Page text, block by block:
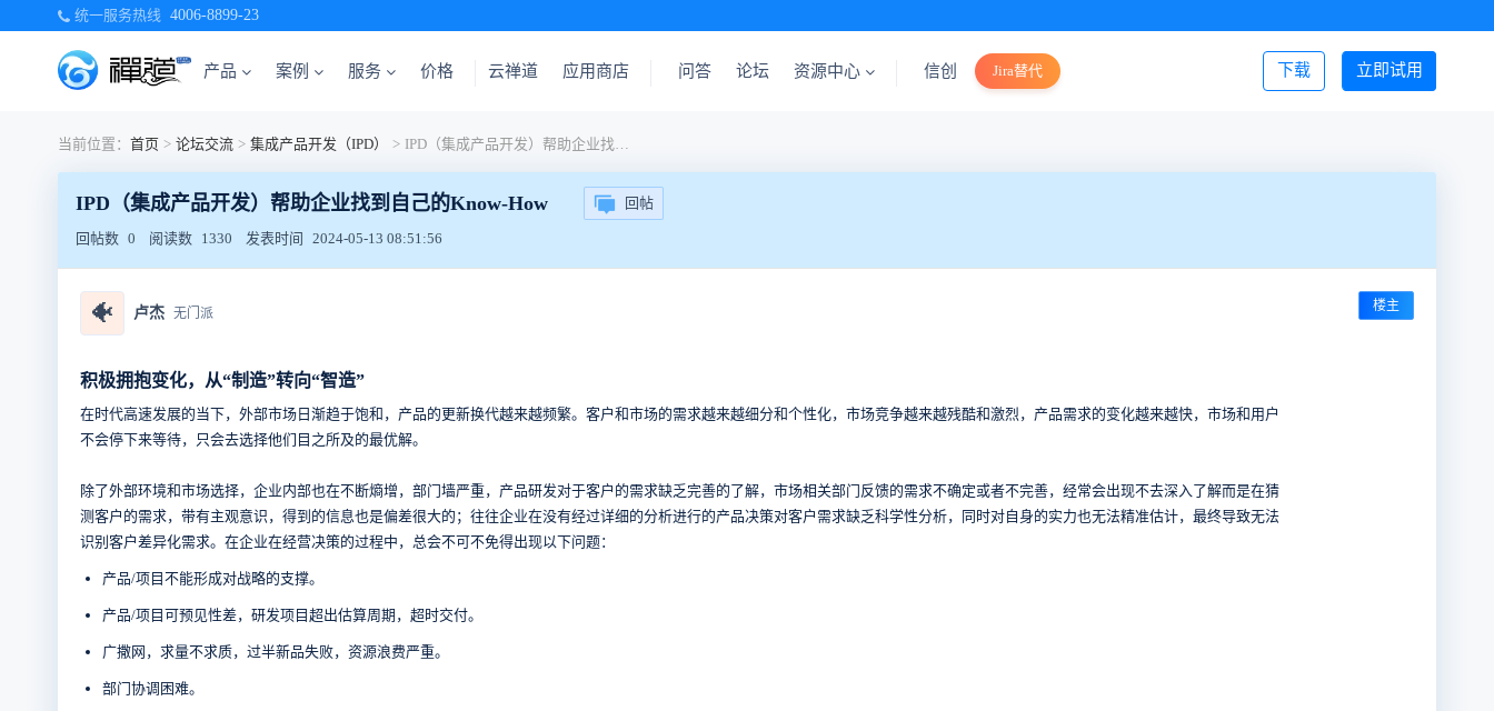
统一服务热线 4006-8899-23
产品 案例 服务 价格 立即试用
下载
云禅道 应用商店 问答 论坛 资源中心 信创 Jira替代 登录/注册
当前位置： 首页 > 论坛交流 > 集成产品开发（IPD） > IPD（集成产品开发）帮助企业找到自己的Know-How
IPD（集成产品开发）帮助企业找到自己的Know-How 回帖
回帖数 0 阅读数 1330 发表时间 2024-05-13 08:51:56
🐠 卢杰 无门派 楼主
积极拥抱变化，从“制造”转向“智造”
在时代高速发展的当下，外部市场日渐趋于饱和，产品的更新换代越来越频繁。客户和市场的需求越来越细分和个性化，市场竞争越来越残酷和激烈，产品需求的变化越来越快，市场和用户
不会停下来等待，只会去选择他们目之所及的最优解。
除了外部环境和市场选择，企业内部也在不断熵增，部门墙严重，产品研发对于客户的需求缺乏完善的了解，市场相关部门反馈的需求不确定或者不完善，经常会出现不去深入了解而是在猜
测客户的需求，带有主观意识，得到的信息也是偏差很大的；往往企业在没有经过详细的分析进行的产品决策对客户需求缺乏科学性分析，同时对自身的实力也无法精准估计，最终导致无法
识别客户差异化需求。在企业在经营决策的过程中，总会不可不免得出现以下问题：
产品/项目不能形成对战略的支撑。
产品/项目可预见性差，研发项目超出估算周期，超时交付。
广撒网，求量不求质，过半新品失败，资源浪费严重。
部门协调困难。